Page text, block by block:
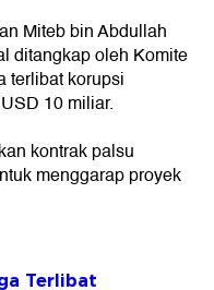
Miteb bin Abdullah
ditangkap oleh Komite
terlibat korupsi
10 miliar.
kontrak palsu
menggarap proyek
Terlibat